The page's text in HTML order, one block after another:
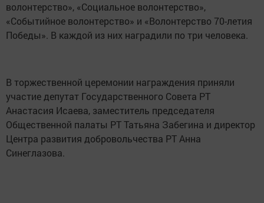
волонтерство», «Социальное волонтерство»,
«Событийное волонтерство» и «Волонтерство 70-летия
Победы». В каждой из них наградили по три человека.
В торжественной церемонии награждения приняли
участие депутат Государственного Совета РТ
Анастасия Исаева, заместитель председателя
Общественной палаты РТ Татьяна Забегина и директор
Центра развития добровольчества РТ Анна
Синеглазова.